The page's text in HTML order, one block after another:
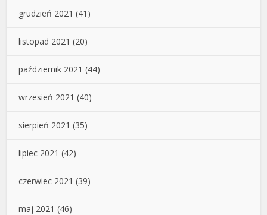
grudzień 2021 (41)
listopad 2021 (20)
październik 2021 (44)
wrzesień 2021 (40)
sierpień 2021 (35)
lipiec 2021 (42)
czerwiec 2021 (39)
maj 2021 (46)